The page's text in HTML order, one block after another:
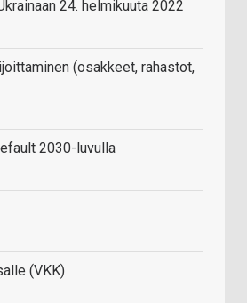
24. helmikuuta 2022
(osakkeet, rahastot,
2030-luvulla
(VKK)